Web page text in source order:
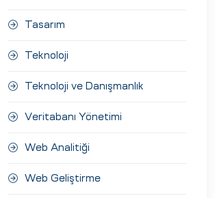
Tasarım
Teknoloji
Teknoloji ve Danışmanlık
Veritabanı Yönetimi
Web Analitiği
Web Geliştirme